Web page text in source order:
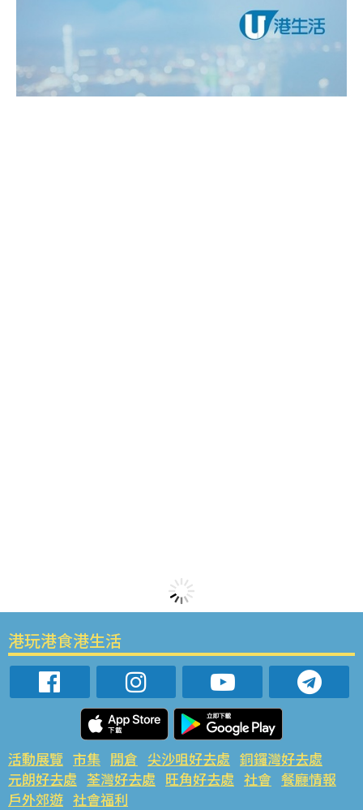
港玩港食港生活
活動展覽 市集 開倉 尖沙咀好去處 銅鑼灣好去處
元朗好去處 荃灣好去處 旺角好去處 社會 餐廳情報
戶外郊遊 社會福利